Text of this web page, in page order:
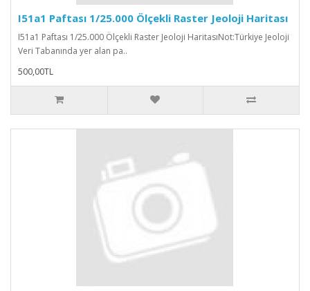
I51a1 Paftası 1/25.000 Ölçekli Raster Jeoloji Haritası
I51a1 Paftası 1/25.000 Ölçekli Raster Jeoloji HaritasıNot:Türkiye Jeoloji
Veri Tabanında yer alan pa..
500,00TL